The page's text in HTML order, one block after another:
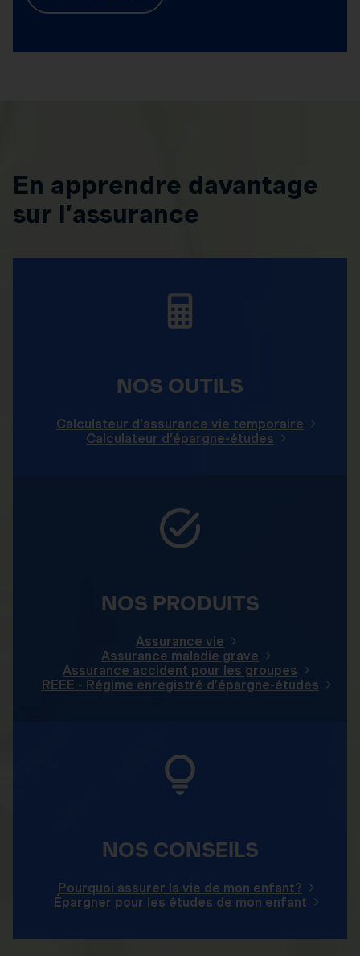
En apprendre davantage
sur l’assurance
NOS OUTILS
Calculateur d'assurance vie temporaire
Calculateur d'épargne-études
NOS PRODUITS
Assurance vie
Assurance maladie grave
Assurance accident pour les groupes
REEE - Régime enregistré d’épargne-études
NOS CONSEILS
Pourquoi assurer la vie de mon enfant?
Épargner pour les études de mon enfant